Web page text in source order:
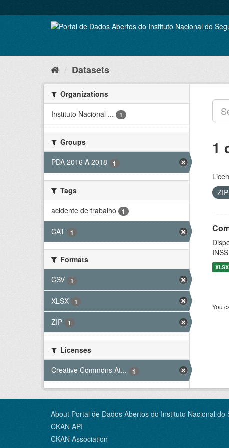
to
Datasets
Organizations
Instituto Nacional ...
1
Groups
PDA 2016 A 2018
1
Tags
acidente de trabalho
1
CAT 1
Formats
CSV
1
XLSX 1
ZIP 1
Licenses
Creative Commons At...
1
1
ZIP
XLSX
You
About Portal de Dados Abertos do Instituto Nacional do
CKAN API
CKAN Association